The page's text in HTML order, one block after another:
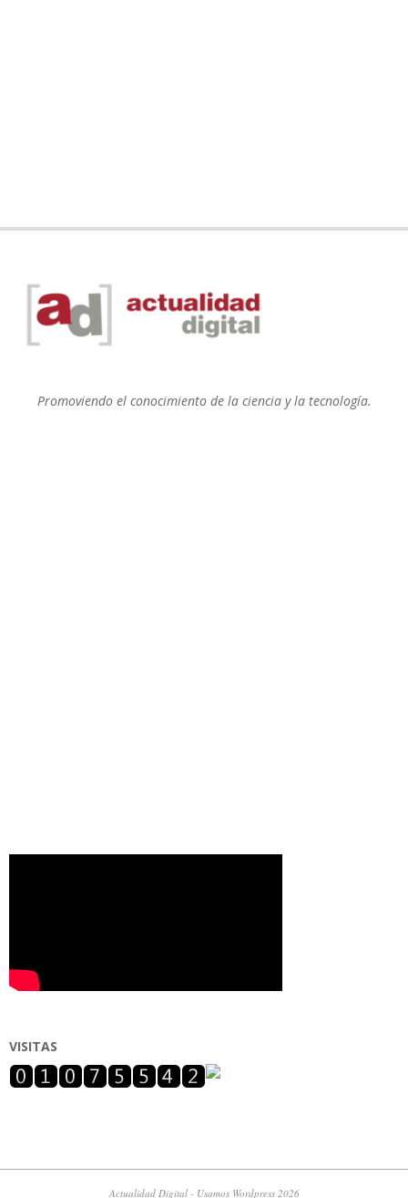
Promoviendo el conocimiento de la ciencia y la tecnología.
VISITAS
Actualidad Digital - Usamos Wordpress 2026